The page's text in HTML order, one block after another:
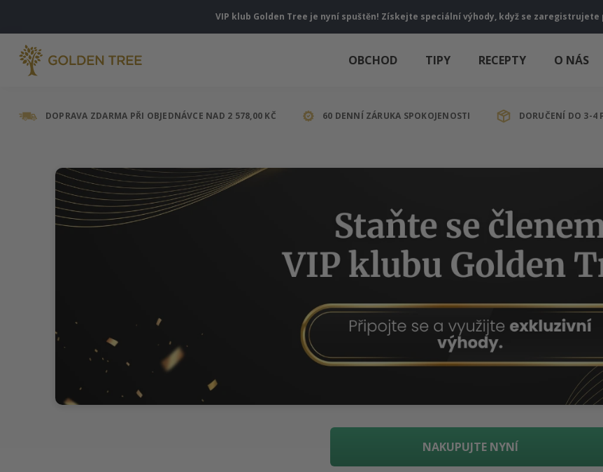
VIP klub Golden Tree je nyní spuštěn! Získejte speciální výhody, když se
OBCHOD TIPY RECEPTY O NÁS
DOPRAVA ZDARMA PŘI OBJEDNÁVCE NAD 2 578,00 KČ 60 DENNÍ ZÁRUKA SPOKOJENOSTI DORUČENÍ DO 3-4
NAKUPUJTE NYNÍ